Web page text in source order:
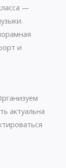
—
и
актуальна